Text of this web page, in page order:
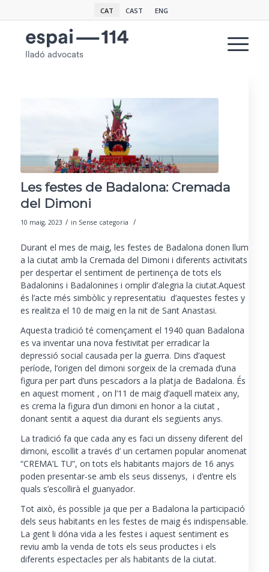
CAT CAST ENG
Les festes de Badalona: Cremada
del Dimoni
10 maig, 2023 / in Sense categoria /
Durant el mes de maig, les festes de Badalona donen llum
a la ciutat amb la Cremada del Dimoni i diferents activitats
per despertar el sentiment de pertinença de tots els
Badalonins i Badalonines i omplir d’alegria la ciutat.Aquest
és l’acte més simbòlic y representatiu d’aquestes festes y
es realitza el 10 de maig en la nit de Sant Anastasi.
Aquesta tradició té començament el 1940 quan Badalona
es va inventar una nova festivitat per erradicar la
depressió social causada per la guerra. Dins d’aquest
període, l’origen del dimoni sorgeix de la cremada d’una
figura per part d’uns pescadors a la platja de Badalona. És
en aquest moment , on l’11 de maig d’aquell mateix any,
es crema la figura d’un dimoni en honor a la ciutat ,
donant sentit a aquest dia durant els següents anys.
La tradició fa que cada any es faci un disseny diferent del
dimoni, escollit a través d’ un certamen popular anomenat
“CREMA’L TU”, on tots els habitants majors de 16 anys
poden presentar-se amb els seus dissenys, i d’entre els
quals s’escollirà el guanyador.
Tot això, és possible ja que per a Badalona la participació
dels seus habitants en les festes de maig és indispensable.
La gent li dóna vida a les festes i aquest sentiment es
reviu amb la venda de tots els seus productes i els
diferents espectacles per als habitants de la ciutat.